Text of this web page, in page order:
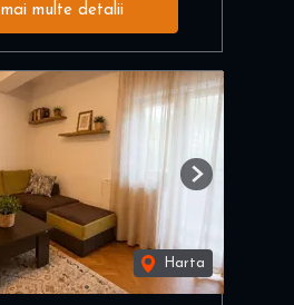
mai multe detalii
Harta
Next